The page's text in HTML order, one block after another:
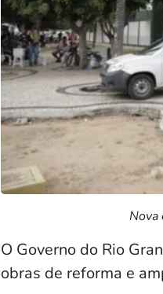
Nova
O Governo do Rio
obras de reforma e